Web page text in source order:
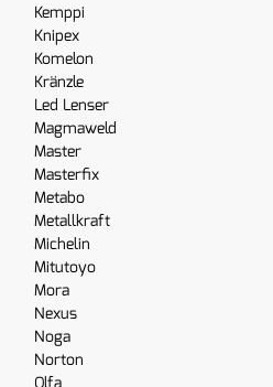
Kemppi
Knipex
Komelon
Kränzle
Led Lenser
Magmaweld
Master
Masterfix
Metabo
Metallkraft
Michelin
Mitutoyo
Mora
Nexus
Noga
Norton